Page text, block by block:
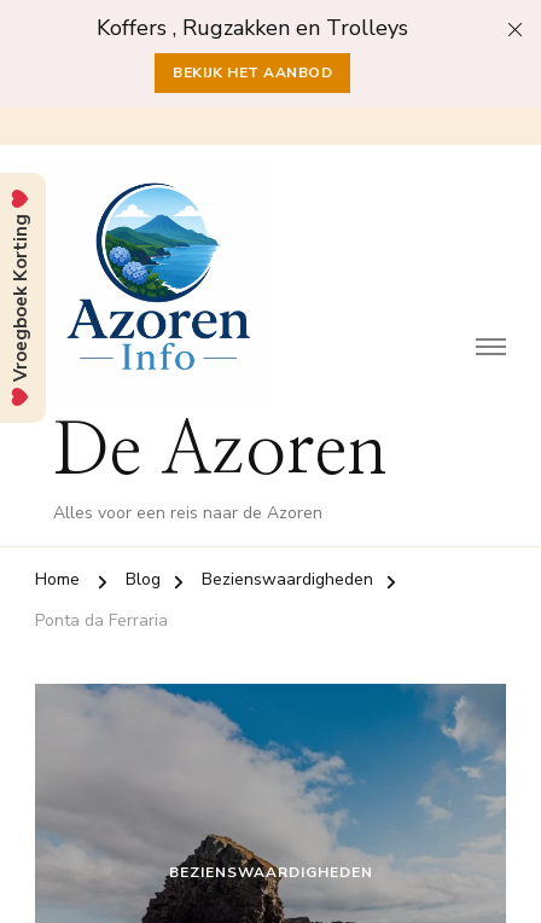
Koffers , Rugzakken en Trolleys
BEKIJK HET AANBOD
De Azoren
Alles voor een reis naar de Azoren
Home Blog
Bezienswaardigheden
Ponta da Ferraria
BEZIENSWAARDIGHEDEN
Vroegboek Korting